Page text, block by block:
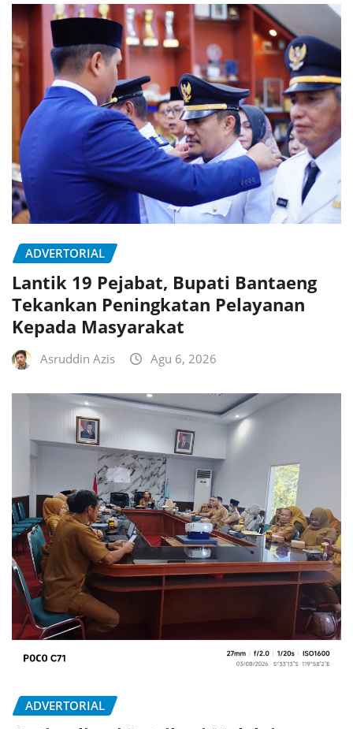
ADVERTORIAL
Lantik 19 Pejabat, Bupati Bantaeng
Tekankan Peningkatan Pelayanan
Kepada Masyarakat
Asruddin Azis Agu 6, 2026
ADVERTORIAL